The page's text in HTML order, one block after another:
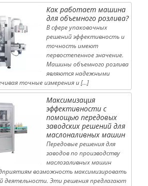
Как работает машина
для объемного розлива?
В сфере упаковочных
решений эффективность и
точность имеют
первостепенное значение.
Машины объемного розлива
являются надежными
точные измерения и […]
Максимизация
эффективности с
помощью передовых
заводских решений для
маслоналивных машин
Передовые решения для
заводов по производству
маслозаливных машин
возможность максимизировать
деятельности. Эти решения предлагают